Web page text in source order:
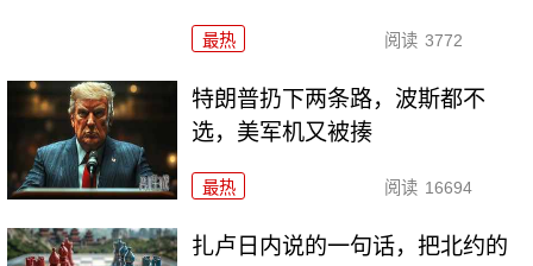
最热 阅读 3772
特朗普扔下两条路，波斯都不
选，美军机又被揍
最热 阅读 16694
扎卢日内说的一句话，把北约的